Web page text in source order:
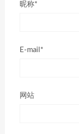
昵称*
E-mail*
网站